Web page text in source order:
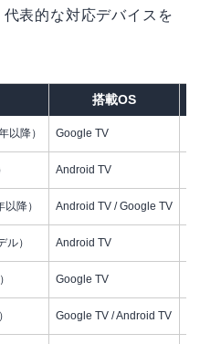
表的な対応デバイスを
搭載OS
以降） Google TV
Android TV
降） Android TV / Google TV
） Android TV
Google TV
Google TV / Android TV